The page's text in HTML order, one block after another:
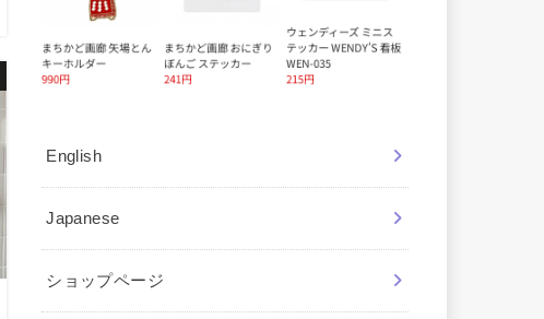
English
Japanese
ショップページ